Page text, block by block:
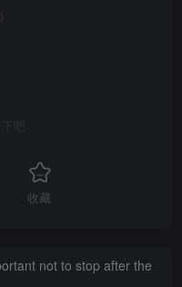
吧
收藏
not to stop after the